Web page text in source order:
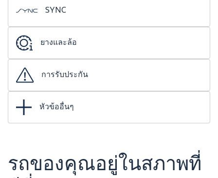
SYNC
ยางและล้อ
การรับประกัน
หัวข้ออื่นๆ
รถของคุณอยู่ในสภาพที่